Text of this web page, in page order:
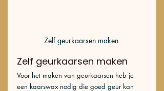
Zelf geurkaarsen maken
Zelf geurkaarsen maken
Voor het maken van geurkaarsen heb je
een kaarswax nodig die goed geur kan